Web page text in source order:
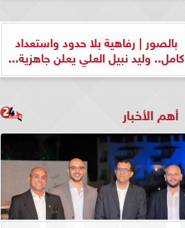
بالصور | رفاهية بلا حدود واستعداد
كامل.. وليد نبيل العلي يعلن جاهزية...
أهم الأخبار